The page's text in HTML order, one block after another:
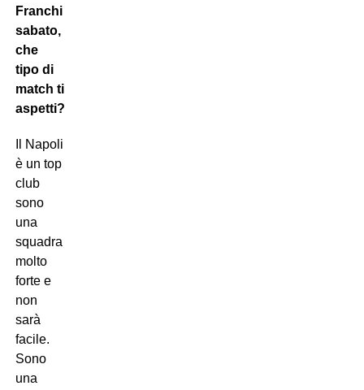
Franchi
sabato,
che
tipo di
match ti
aspetti?
Il Napoli
è un top
club
sono
una
squadra
molto
forte e
non
sarà
facile.
Sono
una